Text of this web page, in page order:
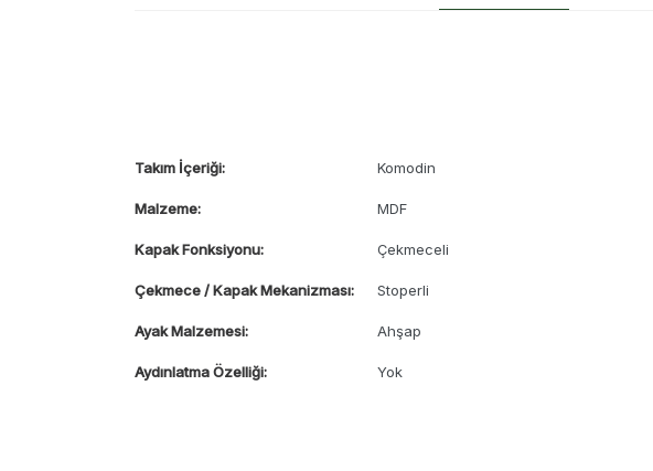
Takım İçeriği: Komodin
Malzeme: MDF
Kapak Fonksiyonu: Çekmeceli
Çekmece / Kapak Mekanizması: Stoperli
Ayak Malzemesi: Ahşap
Aydınlatma Özelliği: Yok